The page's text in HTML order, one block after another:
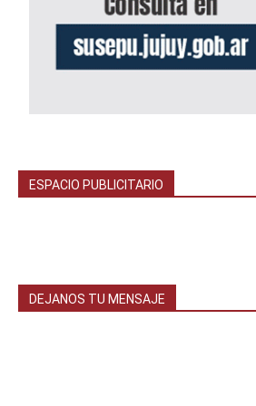
ESPACIO PUBLICITARIO
DEJANOS TU MENSAJE